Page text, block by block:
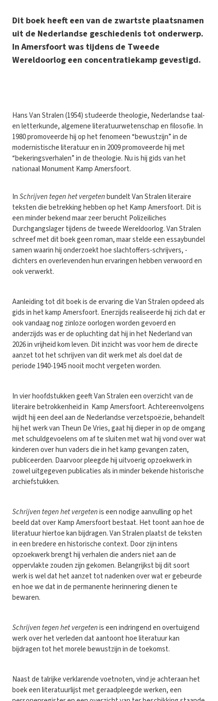
Dit boek heeft een van de zwartste plaatsnamen
uit de Nederlandse geschiedenis tot onderwerp.
In Amersfoort was tijdens de Tweede
Wereldoorlog een concentratiekamp gevestigd.
Hans Van Stralen (1954) studeerde theologie, Nederlandse taal-
en letterkunde, algemene literatuurwetenschap en filosofie. In
1980 promoveerde hij op het fenomeen “bewustzijn” in de
modernistische literatuur en in 2009 promoveerde hij met
“bekeringsverhalen” in de theologie. Nu is hij gids van het
nationaal Monument Kamp Amersfoort.
InSchrijven tegen het vergetenbundelt Van Stralen literaire
teksten die betrekking hebben op het Kamp Amersfoort. Dit is
een minder bekend maar zeer berucht Polizeiliches
Durchgangslager tijdens de tweede Wereldoorlog. Van Stralen
schreef met dit boek geen roman, maar stelde een essaybundel
samen waarin hij onderzoekt hoe slachtoffers-schrijvers, -
dichters en overlevenden hun ervaringen hebben verwoord en
ook verwerkt.
Aanleiding tot dit boek is de ervaring die Van Stralen opdeed als
gids in het kamp Amersfoort. Enerzijds realiseerde hij zich dat er
ook vandaag nog zinloze oorlogen worden gevoerd en
anderzijds was er de opluchting dat hij in het Nederland van
2026 in vrijheid kom leven. Dit inzicht was voor hem de directe
aanzet tot het schrijven van dit werk met als doel dat de
periode 1940-1945 nooit mocht vergeten worden.
In vier hoofdstukken geeft Van Stralen een overzicht van de
literaire betrokkenheid in Kamp Amersfoort. Achtereenvolgens
wijdt hij een deel aan de Nederlandse verzetspoëzie, behandelt
hij het werk van Theun De Vries, gaat hij dieper in op de omgang
met schuldgevoelens om af te sluiten met wat hij vond over wat
kinderen over hun vaders die in het kamp gevangen zaten,
publiceerden. Daarvoor pleegde hij uitvoerig opzoekwerk in
zowel uitgegeven publicaties als in minder bekende historische
archiefstukken.
Schrijven tegen het vergetenis een nodige aanvulling op het
beeld dat over Kamp Amersfoort bestaat. Het toont aan hoe de
literatuur hiertoe kan bijdragen. Van Stralen plaatst de teksten
in een bredere en historische context. Door zijn intens
opzoekwerk brengt hij verhalen die anders niet aan de
oppervlakte zouden zijn gekomen. Belangrijkst bij dit soort
werk is wel dat het aanzet tot nadenken over wat er gebeurde
en hoe we dat in de permanente herinnering dienen te
bewaren.
Schrijven tegen het vergetenis een indringend en overtuigend
werk over het verleden dat aantoont hoe literatuur kan
bijdragen tot het morele bewustzijn in de toekomst.
Naast de talrijke verklarende voetnoten, vind je achteraan het
boek een literatuurlijst met geraadpleegde werken, een